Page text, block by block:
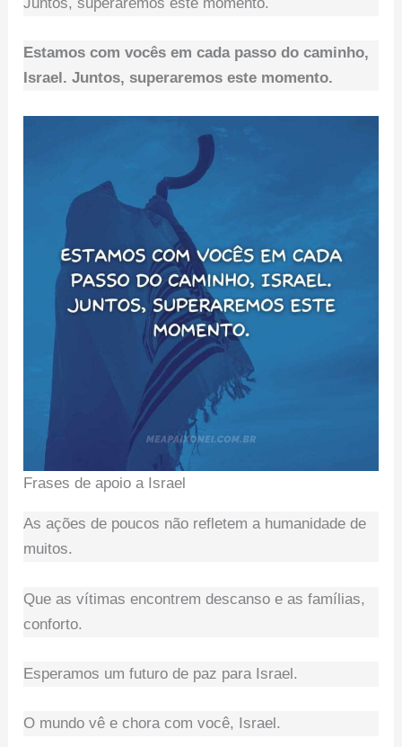
Estamos com vocês em cada passo do caminho,
Israel. Juntos, superaremos este momento.
Frases de apoio a Israel
As ações de poucos não refletem a humanidade de
muitos.
Que as vítimas encontrem descanso e as famílias,
conforto.
Esperamos um futuro de paz para Israel.
O mundo vê e chora com você, Israel.